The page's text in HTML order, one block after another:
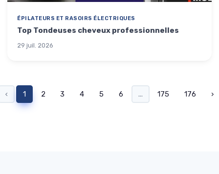
ÉPILATEURS ET RASOIRS ÉLECTRIQUES
Top Tondeuses cheveux professionnelles
29 juil. 2026
‹ 1 2 3 4 5 6 ... 175 176 ›